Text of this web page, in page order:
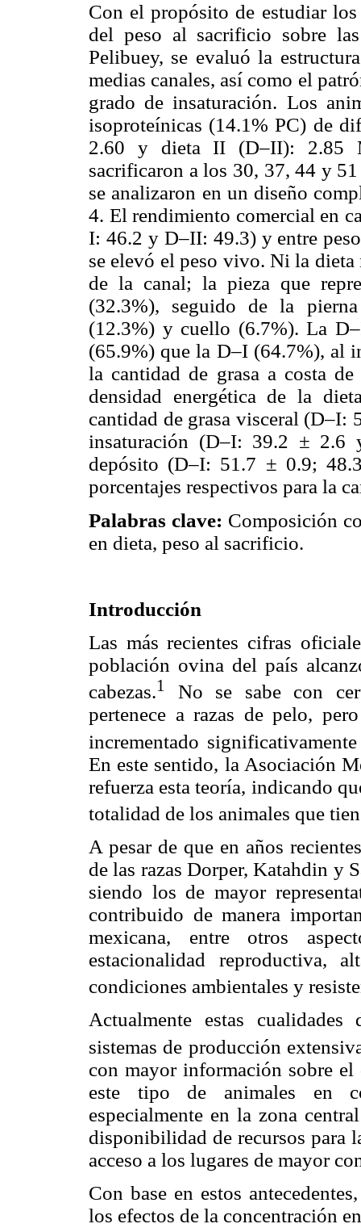
Con el propósito de estudiar
del peso al sacrificio sobre
Pelibuey, se evaluó la
medias canales, así como el
grado de insaturación. Los
isoproteínicas (14.1% PC) de
2.60 y dieta II (D–II): 2.85
sacrificaron a los 30, 37, 44 y
se analizaron en un diseño
4. El rendimiento comercial en
I: 46.2 y D–II: 49.3) y entre
se elevó el peso vivo. Ni la
de la canal; la pieza que
(32.3%), seguido de la
(12.3%) y cuello (6.7%). La
(65.9%) que la D–I (64.7%), al
la cantidad de grasa a costa
densidad energética de la
cantidad de grasa visceral
insaturación (D–I: 39.2 ±
depósito (D–I: 51.7 ± 0.9;
porcentajes respectivos para la
Palabras clave: Composición
en dieta, peso al sacrificio.
Introducción
Las más recientes cifras
población ovina del país
cabezas.1
No se sabe con
pertenece a razas de pelo,
incrementado
En este sentido, la Asociación
refuerza esta teoría, indicando
totalidad de los animales que
A pesar de que en años
de las razas Dorper, Katahdin y
siendo los de mayor
contribuido de manera
mexicana, entre otros
estacionalidad reproductiva,
condiciones ambientales y
Actualmente estas
sistemas de producción
con mayor información sobre
este tipo de animales en
especialmente en la zona
disponibilidad de recursos para
acceso a los lugares de mayor
Con base en estos
los efectos de la concentración